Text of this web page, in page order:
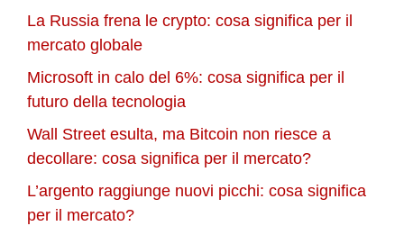
La Russia frena le crypto: cosa significa per il
mercato globale
Microsoft in calo del 6%: cosa significa per il
futuro della tecnologia
Wall Street esulta, ma Bitcoin non riesce a
decollare: cosa significa per il mercato?
L’argento raggiunge nuovi picchi: cosa significa
per il mercato?